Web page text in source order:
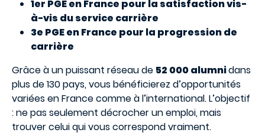
1er PGE en France pour la satisfaction vis-
à-vis du service carrière
3e PGE en France pour la progression de
carrière
Grâce à un puissant réseau de 52 000 alumnidans
plus de 130 pays, vous bénéficierez d’opportunités
variées en France comme à l’international. L’objectif
: ne pas seulement décrocher un emploi, mais
trouver celui qui vous correspond vraiment.